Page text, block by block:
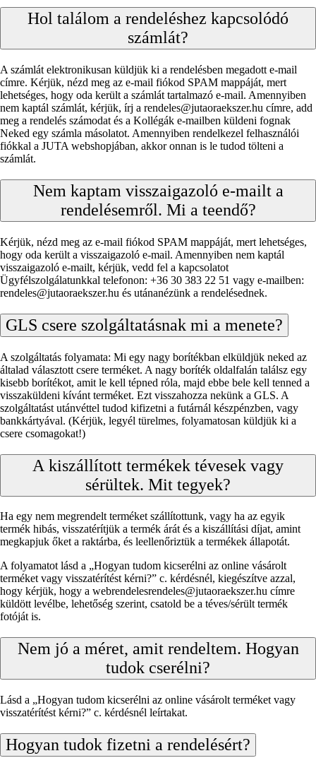
Hol találom a rendeléshez kapcsolódó
számlát?
A számlát elektronikusan küldjük ki a rendelésben megadott e-mail
címre. Kérjük, nézd meg az e-mail fiókod SPAM mappáját, mert
lehetséges, hogy oda került a számlát tartalmazó e-mail. Amennyiben
nem kaptál számlát, kérjük, írj a rendeles@jutaoraekszer.hu címre, add
meg a rendelés számodat és a Kollégák e-mailben küldeni fognak
Neked egy számla másolatot. Amennyiben rendelkezel felhasználói
fiókkal a JUTA webshopjában, akkor onnan is le tudod tölteni a
számlát.
Nem kaptam visszaigazoló e-mailt a
rendelésemről. Mi a teendő?
Kérjük, nézd meg az e-mail fiókod SPAM mappáját, mert lehetséges,
hogy oda került a visszaigazoló e-mail. Amennyiben nem kaptál
visszaigazoló e-mailt, kérjük, vedd fel a kapcsolatot
Ügyfélszolgálatunkkal telefonon: +36 30 383 22 51 vagy e-mailben:
rendeles@jutaoraekszer.hu és utánanézünk a rendelésednek.
GLS csere szolgáltatásnak mi a menete?
A szolgáltatás folyamata: Mi egy nagy borítékban elküldjük neked az
általad választott csere terméket. A nagy boríték oldalfalán találsz egy
kisebb borítékot, amit le kell tépned róla, majd ebbe bele kell tenned a
visszaküldeni kívánt terméket. Ezt visszahozza nekünk a GLS. A
szolgáltatást utánvéttel tudod kifizetni a futárnál készpénzben, vagy
bankkártyával. (Kérjük, legyél türelmes, folyamatosan küldjük ki a
csere csomagokat!)
A kiszállított termékek tévesek vagy
sérültek. Mit tegyek?
Ha egy nem megrendelt terméket szállítottunk, vagy ha az egyik
termék hibás, visszatérítjük a termék árát és a kiszállítási díjat, amint
megkapjuk őket a raktárba, és leellenőriztük a termékek állapotát.
A folyamatot lásd a „Hogyan tudom kicserélni az online vásárolt
terméket vagy visszatérítést kérni?” c. kérdésnél, kiegészítve azzal,
hogy kérjük, hogy a webrendelesrendeles@jutaoraekszer.hu címre
küldött levélbe, lehetőség szerint, csatold be a téves/sérült termék
fotóját is.
Nem jó a méret, amit rendeltem. Hogyan
tudok cserélni?
Lásd a „Hogyan tudom kicserélni az online vásárolt terméket vagy
visszatérítést kérni?” c. kérdésnél leírtakat.
Hogyan tudok fizetni a rendelésért?